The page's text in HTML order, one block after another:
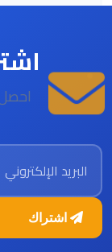
البريد الإلكتروني